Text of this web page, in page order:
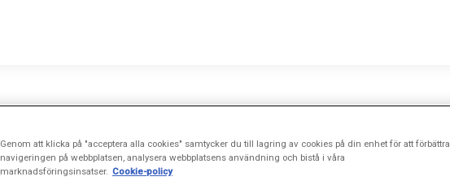
Genom att klicka på "acceptera alla cookies" samtycker du till lagring av cookies på din enhet för att förbättra
navigeringen på webbplatsen, analysera webbplatsens användning och bistå i våra
marknadsföringsinsatser. Cookie-policy